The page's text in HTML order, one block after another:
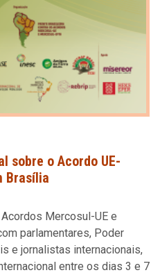
sobre o Acordo UE-
Brasília
Mercosul-UE e
parlamentares, Poder
e jornalistas internacionais,
entre os dias 3 e 7